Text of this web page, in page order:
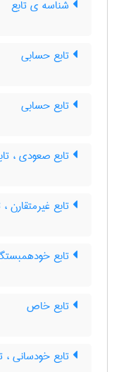
شناسه ی تابع
تابع حسابی
تابع حسابی
تابع صعودی ،
تابع غیرمتقارن
تابع
تابع خاص
تابع خودسانی